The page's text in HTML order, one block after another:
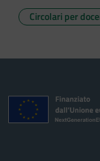
Circolari per